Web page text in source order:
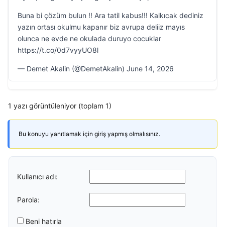
Buna bi çözüm bulun !! Ara tatil kabus!!! Kalkıcak dediniz
yazın ortası okulmu kapanır biz avrupa deliiz mayıs
olunca ne evde ne okulada duruyo cocuklar
https://t.co/0d7vyyUO8l
— Demet Akalin (@DemetAkalin) June 14, 2026
1 yazı görüntüleniyor (toplam 1)
Bu konuyu yanıtlamak için giriş yapmış olmalısınız.
Kullanıcı adı:
Parola:
Beni hatırla